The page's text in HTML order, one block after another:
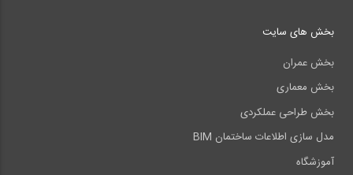
بخش های سایت
بخش عمران
بخش معماری
بخش طراحی عملکردی
مدل سازی اطلاعات ساختمان BIM
آموزشگاه